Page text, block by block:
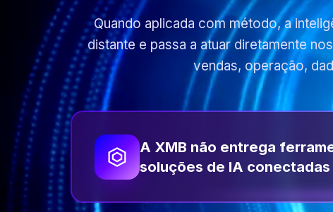
Quando aplicada com método, a
distante e passa a atuar diretamente
vendas, operação,
A XMB não entrega
soluções de IA